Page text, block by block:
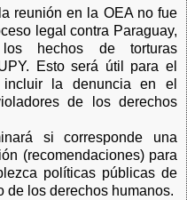
reunión en la OEA no fue
legal contra Paraguay,
hechos de torturas
Esto será útil para el
incluir la denuncia en el
de los derechos
si corresponde una
(recomendaciones) para
políticas públicas de
de los derechos humanos.